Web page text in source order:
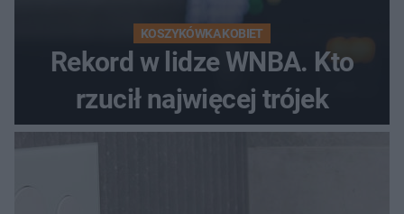
KOSZYKÓWKA KOBIET
Rekord w lidze WNBA. Kto
rzucił najwięcej trójek